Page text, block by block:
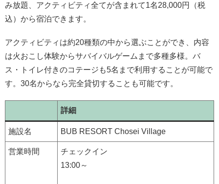
み放題、アクティビティ全てが含まれて1名28,000円（税
込）から宿泊できます。
アクティビティは約20種類の中から選ぶことができ、内容
は火おこし体験からサバイバルゲームまで多種多様。バ
ス・トイレ付きのコテージも5名まで利用することが可能で
す。30名からなら完全貸切することも可能です。
詳細
施設名 BUB RESORT Chosei Village
営業時間
チェックイン
13:00～